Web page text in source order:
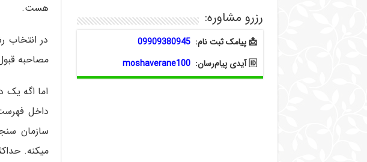
هست.
در انتخاب
مصاحبه
اما اگه یک
داخل
سازمان
میکنه.
رزرو مشاوره:
📩 پیامک ثبت نام:09909380945
🆔 آیدی پیام‌رسان:
moshaverane100